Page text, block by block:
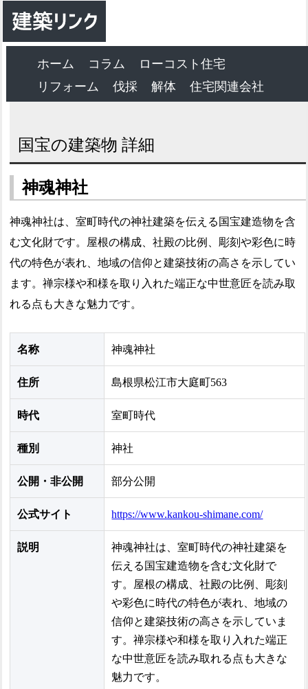
ホーム コラム
ローコスト住宅
リフォーム
伐採 解体 住宅関連会社
国宝の建築物 詳細
神魂神社
神魂神社は、室町時代の神社建築を伝える国宝建造物を含
む文化財です。屋根の構成、社殿の比例、彫刻や彩色に時
代の特色が表れ、地域の信仰と建築技術の高さを示してい
ます。禅宗様や和様を取り入れた端正な中世意匠を読み取
れる点も大きな魅力です。
名称 神魂神社
住所 島根県松江市大庭町563
時代 室町時代
種別 神社
公開・非公開 部分公開
公式サイト https://www.kankou-shimane.com/
説明
神魂神社は、室町時代の神社建築を
伝える国宝建造物を含む文化財で
す。屋根の構成、社殿の比例、彫刻
や彩色に時代の特色が表れ、地域の
信仰と建築技術の高さを示していま
す。禅宗様や和様を取り入れた端正
な中世意匠を読み取れる点も大きな
魅力です。